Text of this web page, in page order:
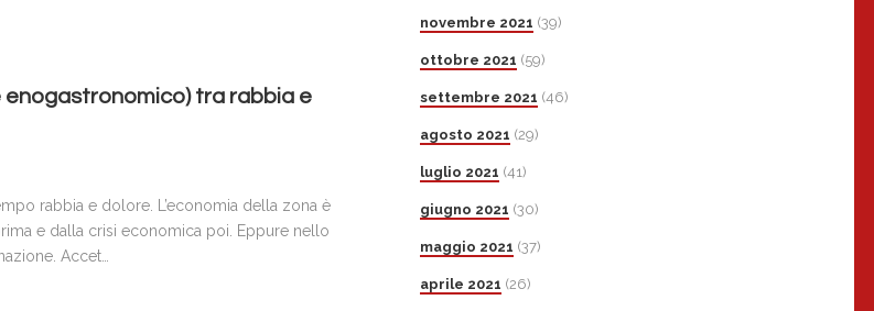
enogastronomico) tra rabbia e
rabbia e dolore. L’economia della zona è
e dalla crisi economica poi. Eppure nello
Accet…
novembre 2021 (39)
ottobre 2021 (59)
settembre 2021 (46)
agosto 2021 (29)
luglio 2021 (41)
giugno 2021 (30)
maggio 2021 (37)
aprile 2021 (26)